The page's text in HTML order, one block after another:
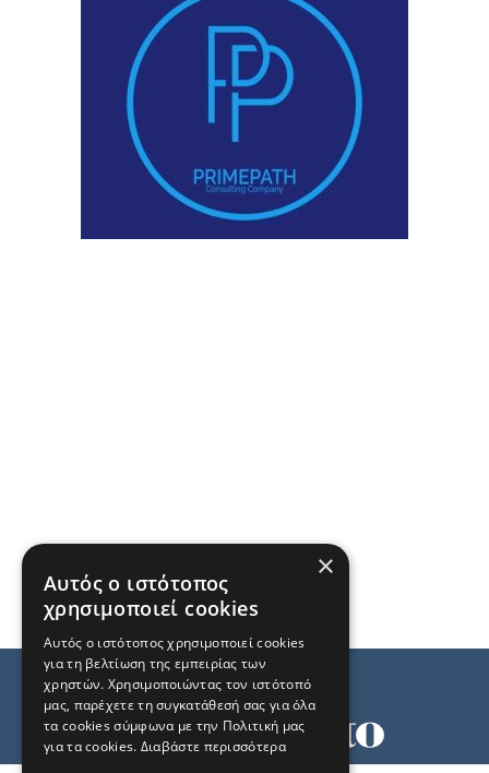
×
Αυτός ο ιστότοπος
χρησιμοποιεί cookies
Αυτός ο ιστότοπος χρησιμοποιεί cookies
για τη βελτίωση της εμπειρίας των
χρηστών. Χρησιμοποιώντας τον ιστότοπό
μας, παρέχετε τη συγκατάθεσή σας για όλα
τα cookies σύμφωνα με την Πολιτική μας
για τα cookies. Διαβάστε περισσότερα